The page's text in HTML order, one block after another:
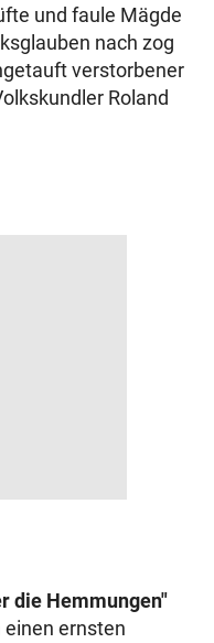
und faule Mägde
nach zog
verstorbener
Roland
die Hemmungen"
einen ernsten